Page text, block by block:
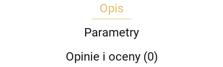
Opis
Parametry
Opinie i oceny (0)